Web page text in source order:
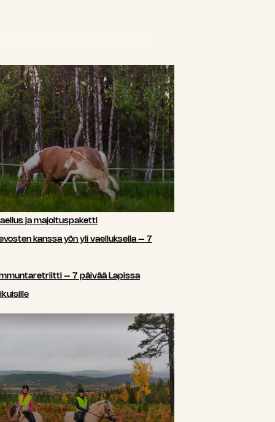
ja majoituspaketti
kanssa yön yli vaelluksella – 7
– 7 päivää Lapissa